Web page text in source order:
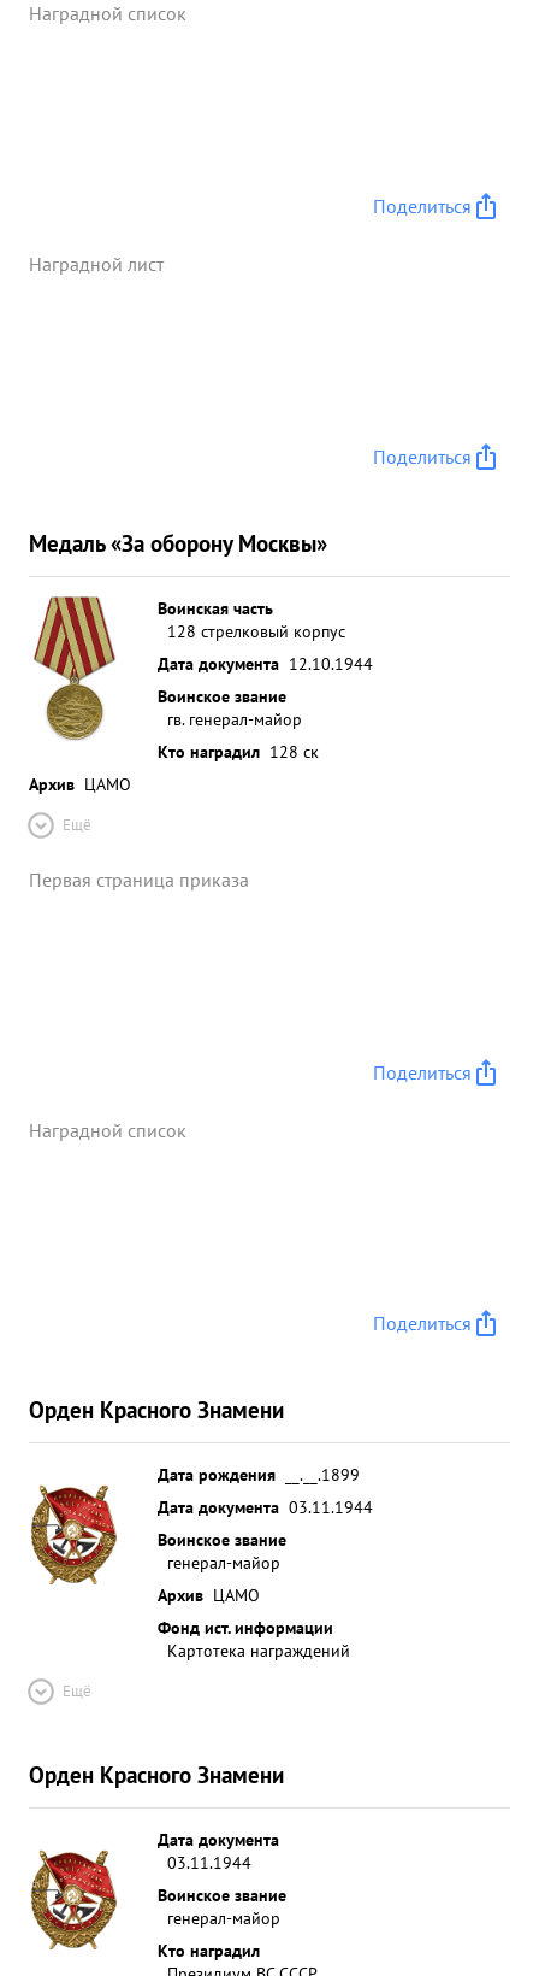
Наградной список
Поделиться
Наградной лист
Поделиться
Медаль «За оборону Москвы»
Воинская часть
128 стрелковый корпус
Дата документа 12.10.1944
Воинское звание
гв. генерал-майор
Кто наградил 128 ск
Архив ЦАМО
Ещё
Первая страница приказа
Поделиться
Наградной список
Поделиться
Орден Красного Знамени
Дата рождения
__.__.1899
Дата документа 03.11.1944
Воинское звание
генерал-майор
Архив ЦАМО
Фонд ист. информации
Картотека награждений
Ещё
Орден Красного Знамени
Дата документа
03.11.1944
Воинское звание
генерал-майор
Кто наградил